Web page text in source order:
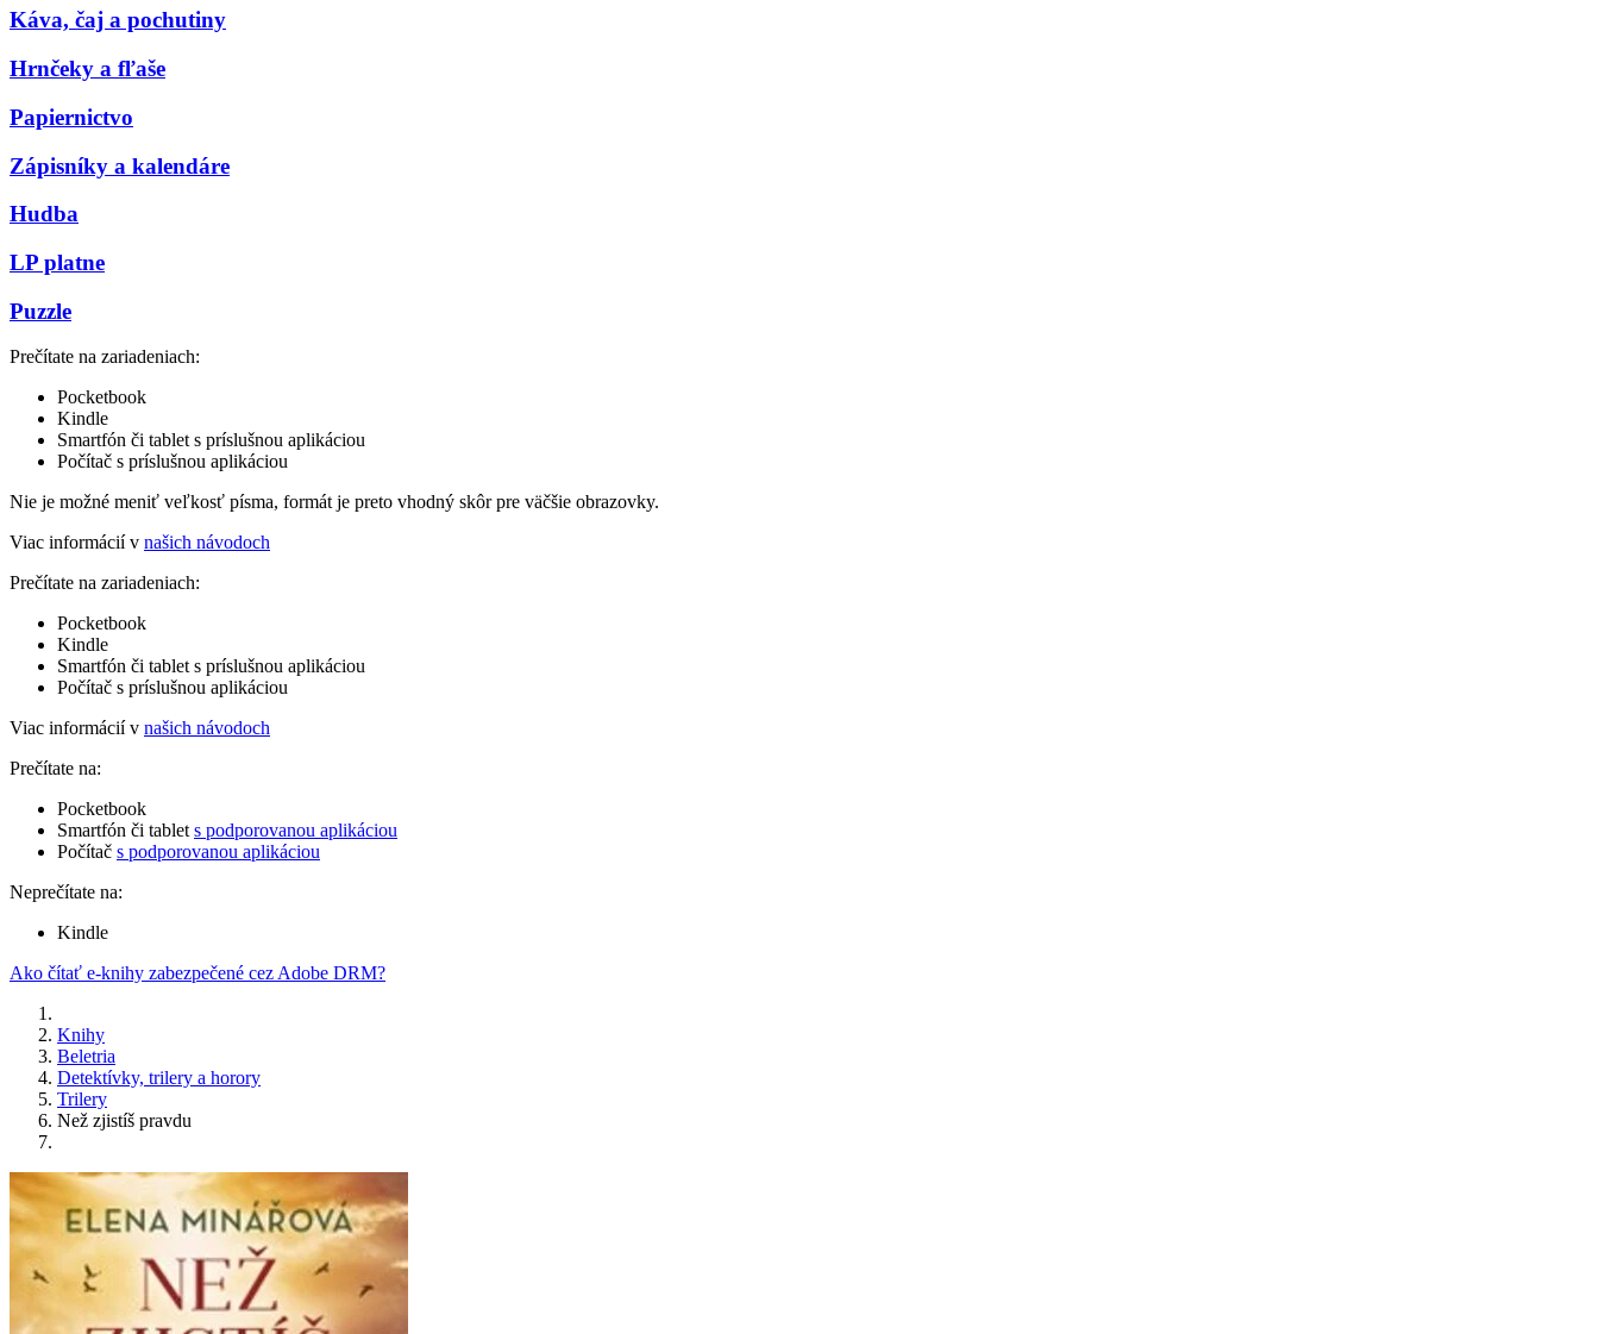
Káva, čaj a pochutiny
Hrnčeky a fľaše
Papiernictvo
Zápisníky a kalendáre
Hudba
LP platne
Puzzle
Prečítate na zariadeniach:
Pocketbook
Kindle
Smartfón či tablet s príslušnou aplikáciou
Počítač s príslušnou aplikáciou
Nie je možné meniť veľkosť písma, formát je preto vhodný skôr pre väčšie obrazovky.
Viac informácií v našich návodoch
Prečítate na zariadeniach:
Pocketbook
Kindle
Smartfón či tablet s príslušnou aplikáciou
Počítač s príslušnou aplikáciou
Viac informácií v našich návodoch
Prečítate na:
Pocketbook
Smartfón či tablet s podporovanou aplikáciou
Počítač s podporovanou aplikáciou
Neprečítate na:
Kindle
Ako čítať e-knihy zabezpečené cez Adobe DRM?
Knihy
Beletria
Detektívky, trilery a horory
Trilery
Než zjistíš pravdu